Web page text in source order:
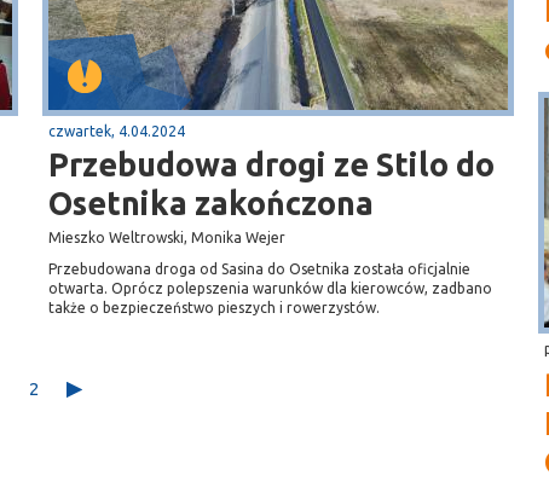
czwartek, 4.04.2024
Przebudowa drogi ze Stilo do
Osetnika zakończona
Mieszko Weltrowski, Monika Wejer
Przebudowana droga od Sasina do Osetnika została oficjalnie
otwarta. Oprócz polepszenia warunków dla kierowców, zadbano
także o bezpieczeństwo pieszych i rowerzystów.
2